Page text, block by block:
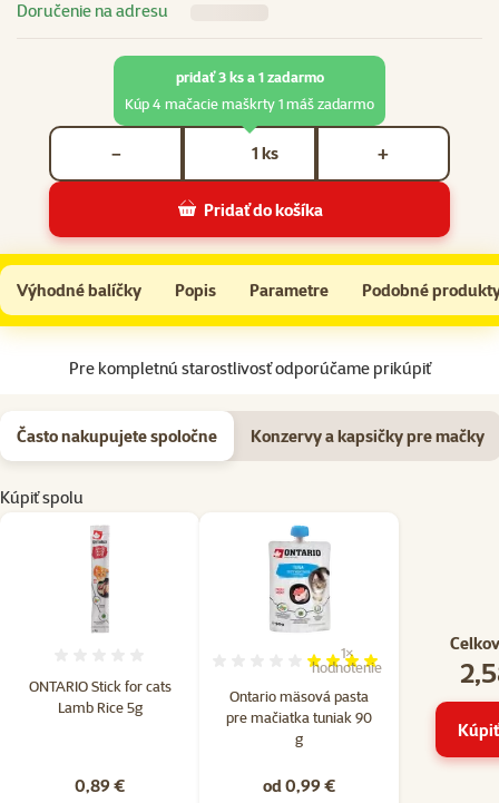
Doručenie na adresu
ks
− +
pridať 3 ks a 1 zadarmo
Kúp 4 mačacie maškrty 1 máš zadarmo
Pridať do košíka
ONTARIO Stick for cats Lamb Rice 5g
Do košíka
Výhodné balíčky Popis Parametre Podobné
Na začiatok stránky
Pre kompletnú starostlivosť odporúčame prikúpiť
Často nakupujete spoločne Konzervy a kapsičky pre mačky
Kúpiť spolu
ONTARIO Stick for cats
Lamb Rice 5g
0,89 €
Ontario mäsová pasta
pre mačiatka tuniak 90
g
Hodnotenie 80%, počet
1×
hodnotenie
od 0,99 €